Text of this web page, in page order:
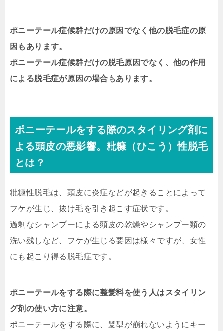
ポニーテール症候群だけの原因でなく他の脱毛症の原
因もあります。
ポニーテール症候群だけの脱毛原因でなく、他の作用
による脱毛症が原因の場合もあります。
ポニーテールをする際のスタイリング剤に
よる頭皮の悪影響。粃糠（ひこう）性脱毛
とは？
粃糠性脱毛は、頭皮に炎症などが起きることによって
フケが生じ、抜け毛を引き起こす症状です。
過剰なシャンプーによる頭皮の乾燥やシャンプー類の
洗い残しなど、フケが生じる要因は様々ですが、女性
にも起こり得る脱毛症です。
ポニーテールをする際に整髪料を使う人はスタイリン
グ剤の使い方に注意。
ポニーテールをする際に、髪型が崩れないようにキー